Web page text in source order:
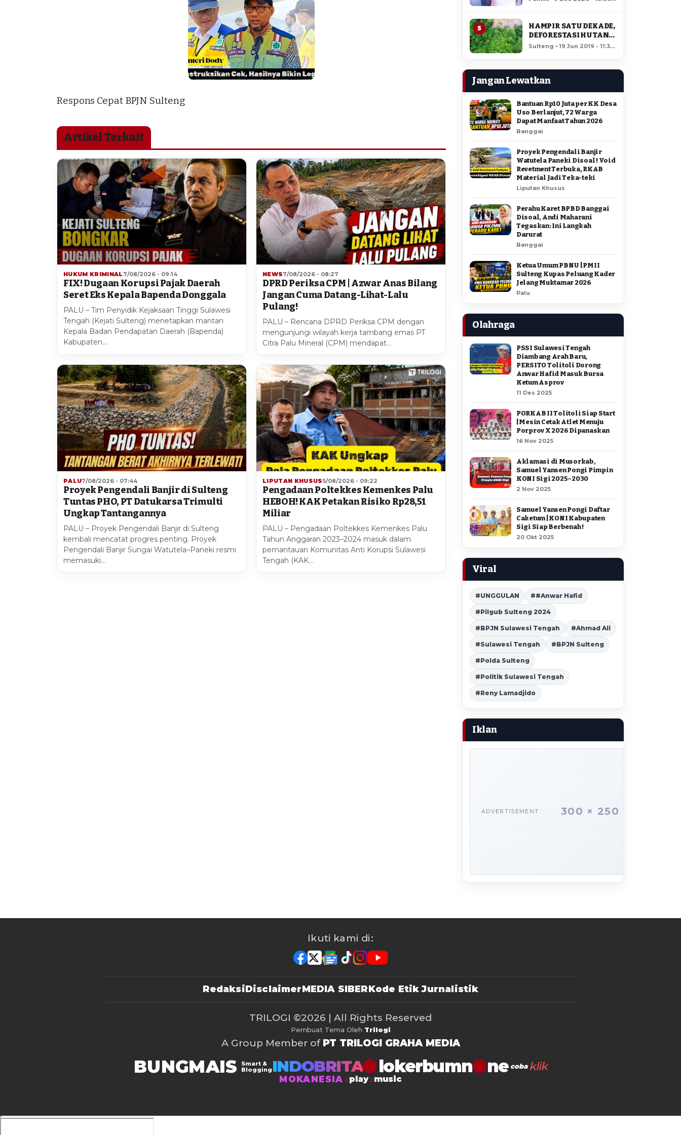
Respons Cepat BPJN Sulteng
Artikel Terkait
HUKUM KRIMINAL 7/08/2026 - 09:14
FIX! Dugaan Korupsi Pajak Daerah
Seret Eks Kepala Bapenda Donggala
PALU – Tim Penyidik Kejaksaan Tinggi Sulawesi
Tengah (Kejati Sulteng) menetapkan mantan
Kepala Badan Pendapatan Daerah (Bapenda)
Kabupaten…
NEWS7/08/2026 - 08:27
DPRD Periksa CPM | Azwar Anas Bilang
Jangan Cuma Datang-Lihat-Lalu
Pulang!
PALU – Rencana DPRD Periksa CPM dengan
mengunjungi wilayah kerja tambang emas PT
Citra Palu Mineral (CPM) mendapat…
PALU7/08/2026 - 07:44
Proyek Pengendali Banjir di Sulteng
Tuntas PHO, PT Datukarsa Trimulti
Ungkap Tantangannya
PALU – Proyek Pengendali Banjir di Sulteng
kembali mencatat progres penting. Proyek
Pengendali Banjir Sungai Watutela–Paneki resmi
memasuki…
LIPUTAN KHUSUS5/08/2026 - 09:22
Pengadaan Poltekkes Kemenkes Palu
HEBOH! KAK Petakan Risiko Rp28,51
Miliar
PALU – Pengadaan Poltekkes Kemenkes Palu
Tahun Anggaran 2023–2024 masuk dalam
pemantauan Komunitas Anti Korupsi Sulawesi
Tengah (KAK…
5
HAMPIR SATU DEKADE,
DEFORESTASI HUTAN
LORE LINDU MENCAPAI
Sulteng • 19 Jun 2019 - 11:34
Jangan Lewatkan
Bantuan Rp10 Juta per KK Desa
Uso Berlanjut, 72 Warga
Dapat Manfaat Tahun 2026
Banggai
Proyek Pengendali Banjir
Watutela Paneki Disoal ! Void
Revetment Terbuka, RKAB
Material Jadi Teka-teki
Liputan Khusus
Perahu Karet BPBD Banggai
Disoal, Andi Maharani
Tegaskan: Ini Langkah
Darurat
Banggai
Ketua Umum PBNU | PMII
Sulteng Kupas Peluang Kader
Jelang Muktamar 2026
Palu
Olahraga
PSSI Sulawesi Tengah
Diambang Arah Baru,
PERSITO Tolitoli Dorong
Anwar Hafid Masuk Bursa
Ketum Asprov
11 Des 2025
PORKAB II Tolitoli Siap Start
| Mesin Cetak Atlet Menuju
Porprov X 2026 Dipanaskan
16 Nov 2025
Aklamasi di Musorkab,
Samuel Yansen Pongi Pimpin
KONI Sigi 2025–2030
2 Nov 2025
Samuel Yansen Pongi Daftar
Caketum | KONI Kabupaten
Sigi Siap Berbenah !
20 Okt 2025
Viral
#UNGGULAN ##Anwar Hafid
#Pilgub Sulteng 2024
#BPJN Sulawesi Tengah #Ahmad Ali
#Sulawesi Tengah #BPJN Sulteng
#Polda Sulteng
#Politik Sulawesi Tengah
#Reny Lamadjido
Iklan
ADVERTISEMENT 300 × 250
Ikuti kami di:
RedaksiDisclaimerMEDIA SIBERKode Etik Jurnalistik
TRILOGI ©2026 | All Rights Reserved
Pembuat Tema Oleh Trilogi
A Group Member of PT TRILOGI GRAHA MEDIA
BUNGMAIS
Smart &
Blogging INDOBRITA lokerbumn coba klik
MOKANESIA play music